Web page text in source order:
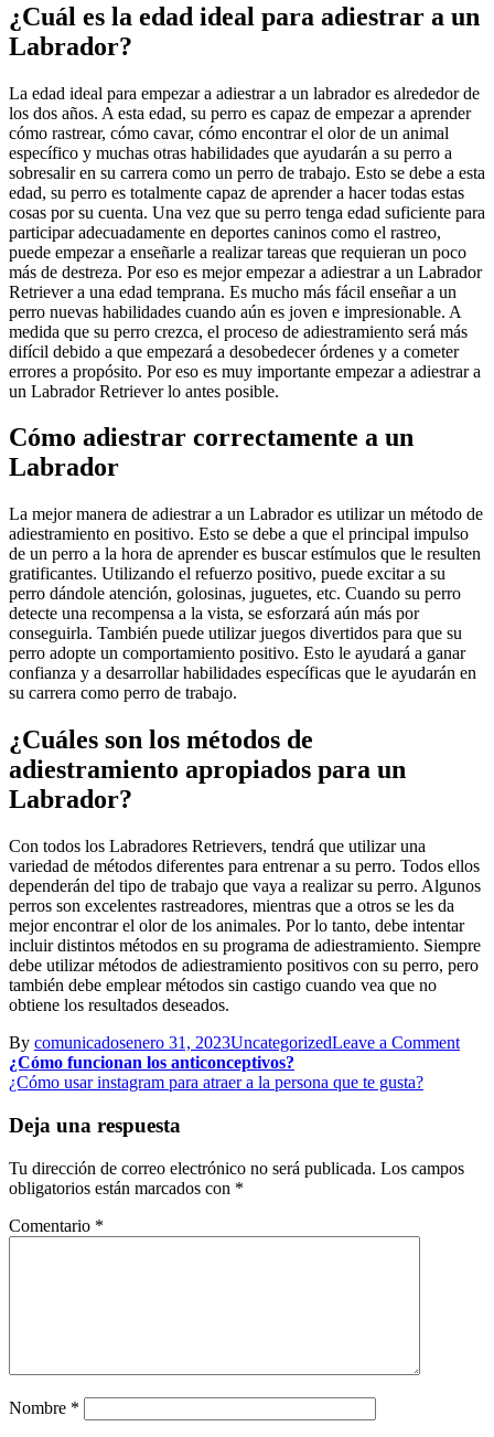
¿Cuál es la edad ideal para adiestrar a un
Labrador?
La edad ideal para empezar a adiestrar a un labrador es alrededor de
los dos años. A esta edad, su perro es capaz de empezar a aprender
cómo rastrear, cómo cavar, cómo encontrar el olor de un animal
específico y muchas otras habilidades que ayudarán a su perro a
sobresalir en su carrera como un perro de trabajo. Esto se debe a esta
edad, su perro es totalmente capaz de aprender a hacer todas estas
cosas por su cuenta. Una vez que su perro tenga edad suficiente para
participar adecuadamente en deportes caninos como el rastreo,
puede empezar a enseñarle a realizar tareas que requieran un poco
más de destreza. Por eso es mejor empezar a adiestrar a un Labrador
Retriever a una edad temprana. Es mucho más fácil enseñar a un
perro nuevas habilidades cuando aún es joven e impresionable. A
medida que su perro crezca, el proceso de adiestramiento será más
difícil debido a que empezará a desobedecer órdenes y a cometer
errores a propósito. Por eso es muy importante empezar a adiestrar a
un Labrador Retriever lo antes posible.
Cómo adiestrar correctamente a un
Labrador
La mejor manera de adiestrar a un Labrador es utilizar un método de
adiestramiento en positivo. Esto se debe a que el principal impulso
de un perro a la hora de aprender es buscar estímulos que le resulten
gratificantes. Utilizando el refuerzo positivo, puede excitar a su
perro dándole atención, golosinas, juguetes, etc. Cuando su perro
detecte una recompensa a la vista, se esforzará aún más por
conseguirla. También puede utilizar juegos divertidos para que su
perro adopte un comportamiento positivo. Esto le ayudará a ganar
confianza y a desarrollar habilidades específicas que le ayudarán en
su carrera como perro de trabajo.
¿Cuáles son los métodos de
adiestramiento apropiados para un
Labrador?
Con todos los Labradores Retrievers, tendrá que utilizar una
variedad de métodos diferentes para entrenar a su perro. Todos ellos
dependerán del tipo de trabajo que vaya a realizar su perro. Algunos
perros son excelentes rastreadores, mientras que a otros se les da
mejor encontrar el olor de los animales. Por lo tanto, debe intentar
incluir distintos métodos en su programa de adiestramiento. Siempre
debe utilizar métodos de adiestramiento positivos con su perro, pero
también debe emplear métodos sin castigo cuando vea que no
obtiene los resultados deseados.
By comunicadosenero 31, 2023UncategorizedLeave a Commenton
con
Navegación
de
entradas
¿Cómo funcionan los anticonceptivos?
¿Cómo usar instagram para atraer a la persona que te gusta?
Deja una respuesta
Tu dirección de correo electrónico no será publicada. Los campos
obligatorios están marcados con *
Comentario *
Nombre *